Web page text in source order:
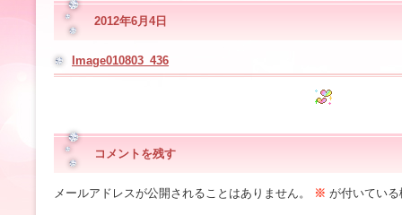
2012年6月4日
Image010803_436
コメントを残す
メールアドレスが公開されることはありません。 ※ が付いてい